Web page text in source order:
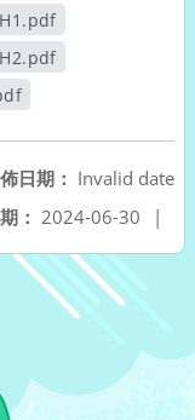
日期： Invalid date
： 2024-06-30 |